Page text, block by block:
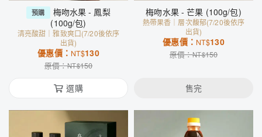
預購
梅吻水果 - 鳳梨
(100g/包)
清亮酸甜｜雅致爽口(7/20後依序
出貨)
優惠價： NT$130
原價：NT$150
選購
梅吻水果 - 芒果 (100g/包)
熱帶果香｜層次馥郁(7/20後依序
出貨)
優惠價： NT$130
原價：NT$150
售完